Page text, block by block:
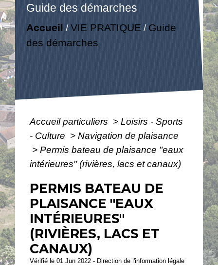
Guide des démarches
Accueil /VIE PRATIQUE / Guide
des démarches
Accueil particuliers > Loisirs - Sports
- Culture > Navigation de plaisance
> Permis bateau de plaisance "eaux
intérieures" (rivières, lacs et canaux)
PERMIS BATEAU DE
PLAISANCE "EAUX
INTÉRIEURES"
(RIVIÈRES, LACS ET
CANAUX)
Vérifié le 01 Jun 2022 - Direction de l'information légale